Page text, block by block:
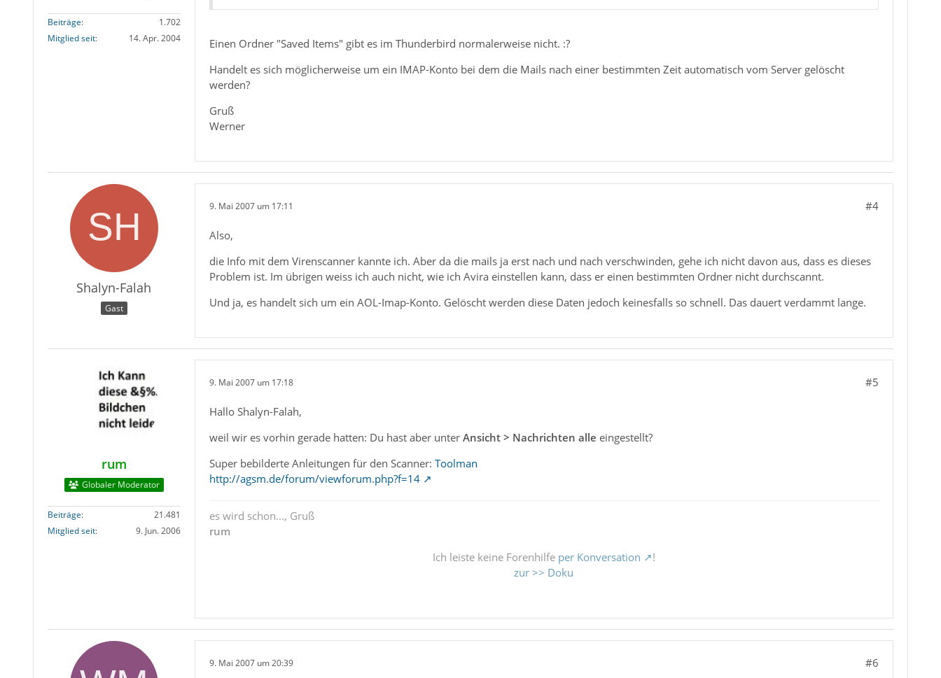
Beiträge
1.702
Mitglied seit
14. Apr. 2004
Einen Ordner "Saved Items" gibt es im Thunderbird normalerweise nicht. :?
Handelt es sich möglicherweise um ein IMAP-Konto bei dem die Mails nach einer bestimmten Zeit automatisch vom Server gelöscht
werden?
Gruß
Werner
Shalyn-Falah
Gast
9. Mai 2007 um 17:11 #4
Also,
die Info mit dem Virenscanner kannte ich. Aber da die mails ja erst nach und nach verschwinden, gehe ich nicht davon aus, dass es dieses
Problem ist. Im übrigen weiss ich auch nicht, wie ich Avira einstellen kann, dass er einen bestimmten Ordner nicht durchscannt.
Und ja, es handelt sich um ein AOL-Imap-Konto. Gelöscht werden diese Daten jedoch keinesfalls so schnell. Das dauert verdammt lange.
rum
Globaler Moderator
Beiträge
21.481
Mitglied seit
9. Jun. 2006
9. Mai 2007 um 17:18 #5
Hallo Shalyn-Falah,
weil wir es vorhin gerade hatten: Du hast aber unter Ansicht > Nachrichten alle eingestellt?
Super bebilderte Anleitungen für den Scanner: Toolman
http://agsm.de/forum/viewforum.php?f=14
es wird schon..., Gruß
rum
Ich leiste keine Forenhilfe per Konversation
!
zur >> Doku
9. Mai 2007 um 20:39 #6